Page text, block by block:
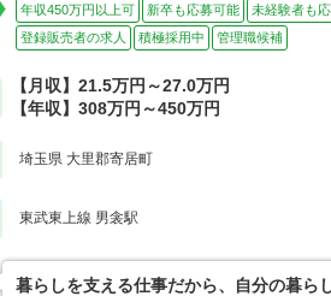
年収450万円以上可 新卒も応募可能 未経験者も
登録販売者の求人
積極採用中 管理職候補
【月収】21.5万円～27.0万円
【年収】308万円～450万円
埼玉県 大里郡寄居町
東武東上線 男衾駅
暮らしを支える仕事だから、自分の暮ら